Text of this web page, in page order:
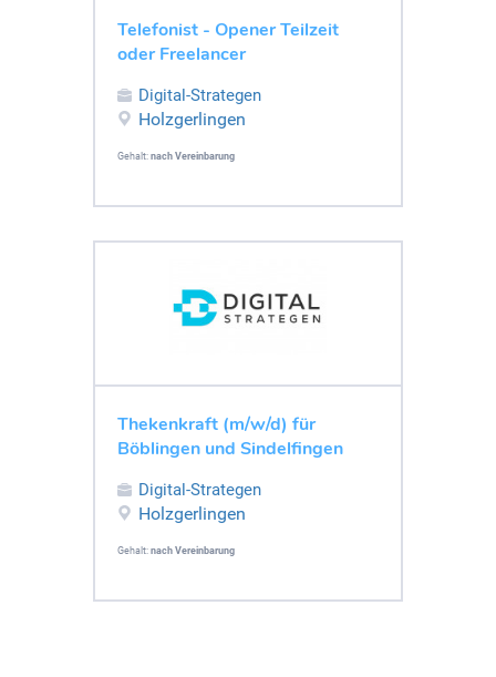
Telefonist - Opener Teilzeit
oder Freelancer
Digital-Strategen
Holzgerlingen
Gehalt: nach Vereinbarung
Thekenkraft (m/w/d) für
Böblingen und Sindelfingen
Digital-Strategen
Holzgerlingen
Gehalt: nach Vereinbarung